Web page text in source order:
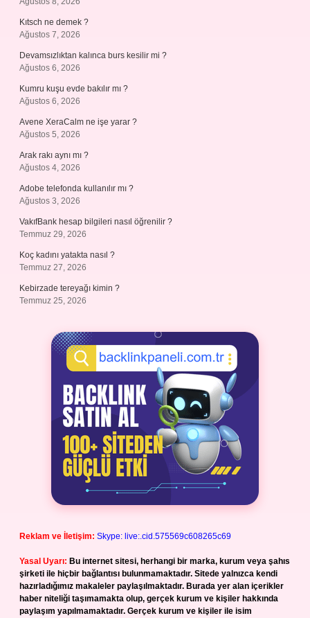
Kıtsch ne demek ?
Ağustos 7, 2026
Devamsızlıktan kalınca burs kesilir mi ?
Ağustos 6, 2026
Kumru kuşu evde bakılır mı ?
Ağustos 6, 2026
Avene XeraCalm ne işe yarar ?
Ağustos 5, 2026
Arak rakı aynı mı ?
Ağustos 4, 2026
Adobe telefonda kullanılır mı ?
Ağustos 3, 2026
VakıfBank hesap bilgileri nasıl öğrenilir ?
Temmuz 29, 2026
Koç kadını yatakta nasıl ?
Temmuz 27, 2026
Kebirzade tereyağı kimin ?
Temmuz 25, 2026
Reklam ve İletişim: Skype: live:.cid.575569c608265c69
Yasal Uyarı: Bu internet sitesi, herhangi bir marka, kurum veya şahıs
şirketi ile hiçbir bağlantısı bulunmamaktadır. Sitede yalnızca kendi
hazırladığımız makaleler paylaşılmaktadır. Burada yer alan içerikler
haber niteliği taşımamakta olup, gerçek kurum ve kişiler hakkında
paylaşım yapılmamaktadır. Gerçek kurum ve kişiler ile isim